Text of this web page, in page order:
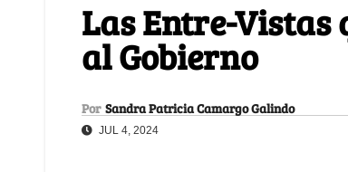
Las Entre-Vistas
al Gobierno
Por Sandra Patricia Camargo Galindo
JUL 4, 2024